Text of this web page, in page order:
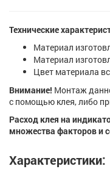
Технические
Материал
Материал
Цвет материала
Внимание! Монтаж
с помощью клея, либо
Расход клея на
множества факторов и
Характеристики: